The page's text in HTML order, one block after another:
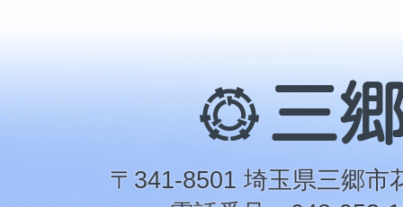
三
郷
市
〒341-8501 埼玉県三郷市